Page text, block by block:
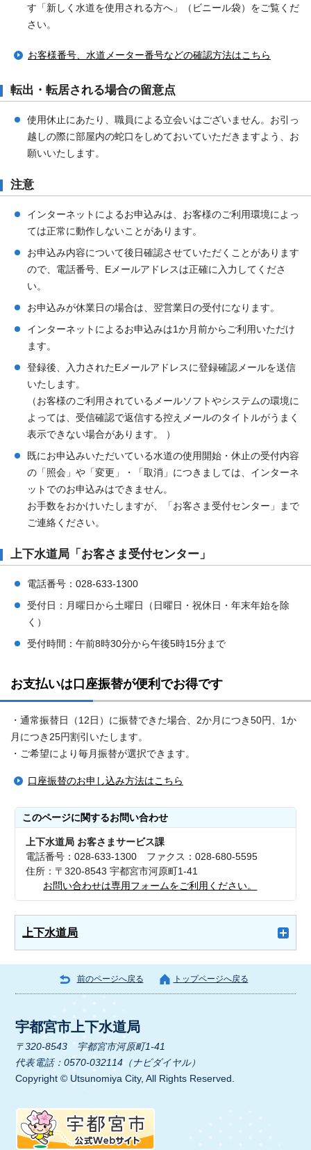
す「新しく水道を使用される方へ」（ビニール袋）をご覧くだ
さい。
お客様番号、水道メーター番号などの確認方法はこちら
転出・転居される場合の留意点
使用休止にあたり、職員による立会いはございません。お引っ
越しの際に部屋内の蛇口をしめておいていただきますよう、お
願いいたします。
注意
インターネットによるお申込みは、お客様のご利用環境によっ
ては正常に動作しないことがあります。
お申込み内容について後日確認させていただくことがあります
ので、電話番号、Eメールアドレスは正確に入力してくださ
い。
お申込みが休業日の場合は、翌営業日の受付になります。
インターネットによるお申込みは1か月前からご利用いただけ
ます。
登録後、入力されたEメールアドレスに登録確認メールを送信
いたします。
（お客様のご利用されているメールソフトやシステムの環境に
よっては、受信確認で返信する控えメールのタイトルがうまく
表示できない場合があります。 ）
既にお申込みいただいている水道の使用開始・休止の受付内容
の「照会」や「変更」・「取消」につきましては、インターネ
ットでのお申込みはできません。
お手数をおかけいたしますが、「お客さま受付センター」まで
ご連絡ください。
上下水道局「お客さま受付センター」
電話番号：028-633-1300
受付日：月曜日から土曜日（日曜日・祝休日・年末年始を除
く）
受付時間：午前8時30分から午後5時15分まで
お支払いは口座振替が便利でお得です
・通常振替日（12日）に振替できた場合、2か月につき50円、1か
月につき25円割引いたします。
・ご希望により毎月振替が選択できます。
口座振替のお申し込み方法はこちら
このページに関するお問い合わせ
上下水道局 お客さまサービス課
電話番号：028-633-1300 ファクス：028-680-5595
住所：〒320-8543 宇都宮市河原町1-41
お問い合わせは専用フォームをご利用ください。
上下水道局
前のページへ戻る トップページへ戻る
宇都宮市上下水道局
〒320-8543 宇都宮市河原町1-41
代表電話：0570-032114（ナビダイヤル）
Copyright © Utsunomiya City, All Rights Reserved.